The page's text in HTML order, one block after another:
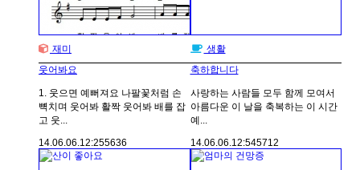
재미
웃어봐요
1. 웃으면 예뻐져요 나팔꽃처럼 손
뼉치며 웃어봐 활짝 웃어봐 배를 잡
고 웃...
14.06.06. 12:255636
생활
축하합니다
사랑하는 사람들 모두 함께 모여서
아름다운 이 날을 축복하는 이 시간
예...
14.06.06. 12:545712